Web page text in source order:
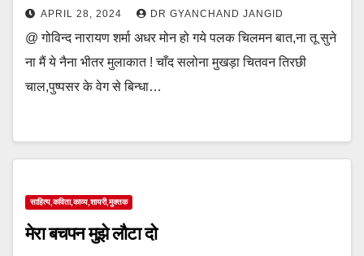
APRIL 28, 2024 DR GYANCHAND JANGID
@ गोविन्द नारायण शर्मा अधर मोन हो गये पलक चिलमन बात,ना तू सुने
ना मैं ये नैना भीतर मुलाकात ! चाँद सलोना मुखड़ा चितवन तिरछी
चाल,पुष्पसर के वेग से बिन्धा…
साहित्य,कविता,काव्य,शायरी,मुक्तक
मेरा बचपन मुझे लौटा दो